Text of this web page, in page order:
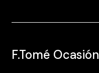
F.Tomé Ocasión